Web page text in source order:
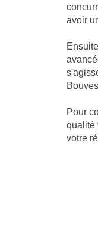
avoir
Pour
qualité
votre